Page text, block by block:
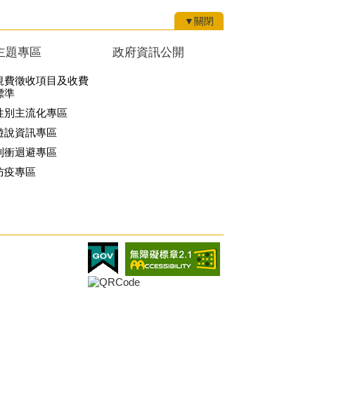
▼關閉
題專區
費徵收項目及收費
準
別主流化專區
說資訊專區
衝迴避專區
疫專區
政府資訊公開